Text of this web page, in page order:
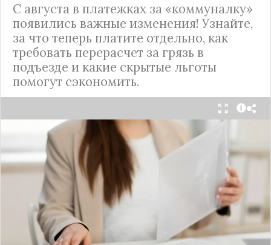
С августа в платежках за «коммуналку»
появились важные изменения! Узнайте,
за что теперь платите отдельно, как
требовать перерасчет за грязь в
подъезде и какие скрытые льготы
помогут сэкономить.
С 1 августа в квитанциях за жилищно-
коммунальные услуги введено важное
новшество. Как поясняет автор канала "ВЗО
ProДеньги", теперь уборка мест общего
пользования (МОП) выделена в отдельную
строку. Это дает жильцам четкое понимание, за
что именно они платят.
Новые нормы строго регламентируют частоту
уборки: мытье полов и лестниц должно